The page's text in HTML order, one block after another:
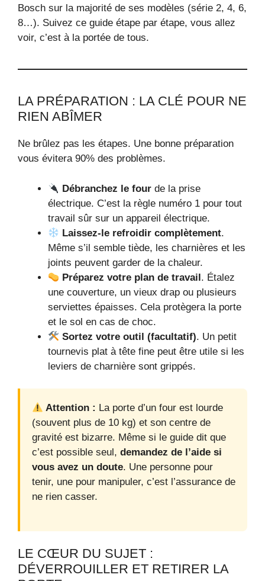
Bosch sur la majorité de ses modèles (série 2, 4, 6,
8…). Suivez ce guide étape par étape, vous allez
voir, c’est à la portée de tous.
LA PRÉPARATION : LA CLÉ POUR NE
RIEN ABÎMER
Ne brûlez pas les étapes. Une bonne préparation
vous évitera 90% des problèmes.
Débranchez le four de la prise
électrique. C’est la règle numéro 1 pour tout
travail sûr sur un appareil électrique.
Laissez-le refroidir complètement.
Même s’il semble tiède, les charnières et les
joints peuvent garder de la chaleur.
Préparez votre plan de travail. Étalez
une couverture, un vieux drap ou plusieurs
serviettes épaisses. Cela protègera la porte
et le sol en cas de choc.
Sortez votre outil (facultatif). Un petit
tournevis plat à tête fine peut être utile si les
leviers de charnière sont grippés.
Attention : La porte d’un four est lourde
(souvent plus de 10 kg) et son centre de
gravité est bizarre. Même si le guide dit que
c’est possible seul, demandez de l’aide si
vous avez un doute. Une personne pour
tenir, une pour manipuler, c’est l’assurance de
ne rien casser.
LE CŒUR DU SUJET :
DÉVERROUILLER ET RETIRER LA